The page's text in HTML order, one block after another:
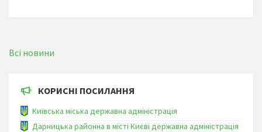
Всі новини
КОРИСНІ ПОСИЛАННЯ
Київська міська державна адміністрація
Дарницька районна в місті Києві державна адміністрація